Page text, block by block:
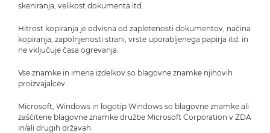
skeniranja, velikost dokumenta itd.
Hitrost kopiranja je odvisna od zapletenosti dokumentov, načina
kopiranja, zapolnjenosti strani, vrste uporabljenega papirja itd. in
ne vključuje časa ogrevanja.
Vse znamke in imena izdelkov so blagovne znamke njihovih
proizvajalcev.
Microsoft, Windows in logotip Windows so blagovne znamke ali
zaščitene blagovne znamke družbe Microsoft Corporation v ZDA
in/ali drugih državah.